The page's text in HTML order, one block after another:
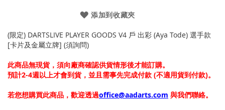
添加到收藏夾
(限定) DARTSLIVE PLAYER GOODS V4 戶 出彩 (Aya Tode) 選手款
[卡片及金屬立牌] (須詢問)
此商品無現貨，須向廠商確認供貨情形後才能訂購。
預計2-4週以上才會到貨，並且需事先完成付款 (不適用貨到付款)。
若您想購買此商品，歡迎透過office@aadarts.com 與我們聯絡。